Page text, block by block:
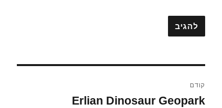
קודם
הפוסט
Erlian Dinosaur Geopark